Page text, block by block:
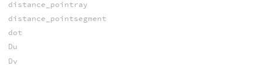
distance_pointray
distance_pointsegment
dot
Du
Dv